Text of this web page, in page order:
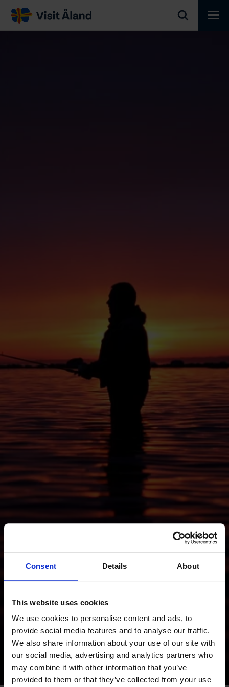
Consent Details About
This website uses cookies
We use cookies to personalise content and ads, to
provide social media features and to analyse our traffic.
We also share information about your use of our site with
our social media, advertising and analytics partners who
may combine it with other information that you’ve
provided to them or that they’ve collected from your use
Visit
Åland